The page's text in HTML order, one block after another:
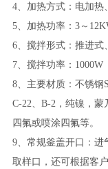
4、加热方式：电加热
5、加热功率：3～
6、搅拌形式：推进式
7、搅拌功率：1000W
8、主要材质：不锈钢
C-22、B-2，纯镍，
四氟或喷涂四氟等。
9、常规釜盖开口：进
取样口，还可根据客